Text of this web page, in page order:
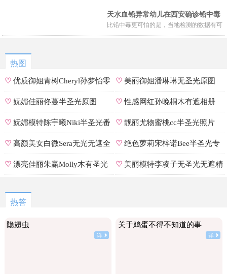
天水血铅异常幼儿在西安确诊铅中毒
比铅中毒更可怕的是，当地检测的数据有可
能被造假。
热图
♡优质御姐青树Cheryl孙梦怡零
遮罩私拍
♡ 美丽御姐潘琳琳无圣光原图
♡妩媚佳丽佟蔓半圣光原图 ♡性感网红孙晚桐木有遮相册
♡妩媚模特陈宇曦Niki半圣光番
号
♡ 靓丽尤物蜜桃cc半圣光照片
♡高颜美女白微Sera无光无遮全
集
♡ 绝色萝莉宋梓诺Bee半圣光专
辑
♡漂亮佳丽朱赢Molly木有圣光 ♡ 美丽模特李凌子无圣光无遮精
热答
隐翅虫
详
关于鸡蛋不得不知道的事
详